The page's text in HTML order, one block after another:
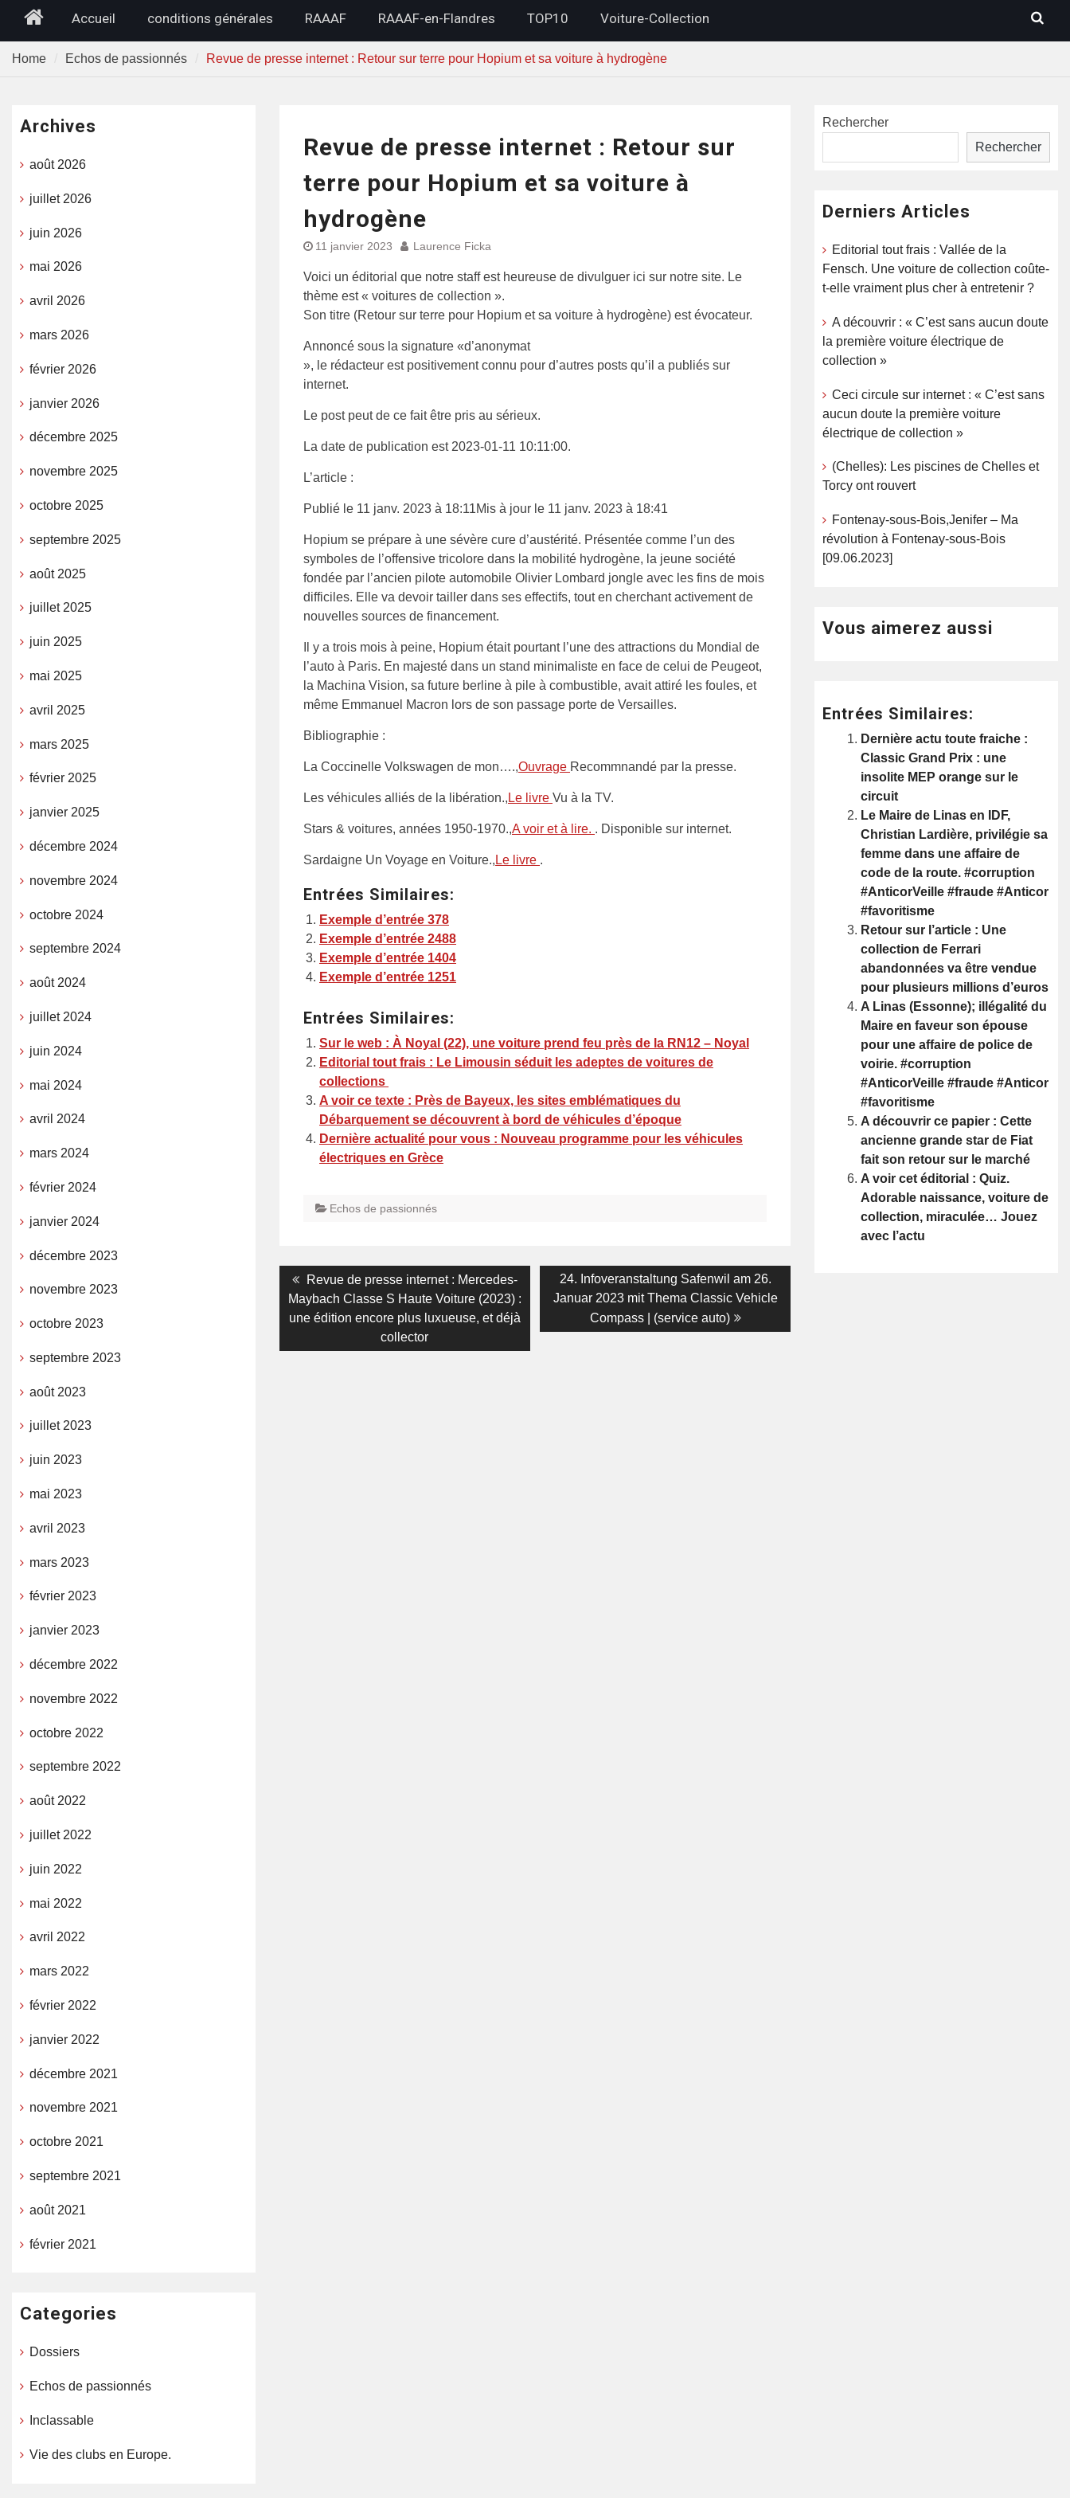
HomeAccueil conditions générales RAAAF RAAAF-en-Flandres TOP10 Voiture-Collection
Home Echos de passionnés Revue de presse internet : Retour sur terre pour Hopium et sa voiture à hydrogène
Revue de presse internet : Retour sur
terre pour Hopium et sa voiture à
hydrogène
11 janvier 2023 Laurence Ficka
Voici un éditorial que notre staff est heureuse de divulguer ici sur notre site. Le
thème est « voitures de collection ».
Son titre (Retour sur terre pour Hopium et sa voiture à hydrogène) est évocateur.
Annoncé sous la signature «d’anonymat
», le rédacteur est positivement connu pour d’autres posts qu’il a publiés sur
internet.
Le post peut de ce fait être pris au sérieux.
La date de publication est 2023-01-11 10:11:00.
L’article :
Publié le 11 janv. 2023 à 18:11Mis à jour le 11 janv. 2023 à 18:41
Hopium se prépare à une sévère cure d’austérité. Présentée comme l’un des
symboles de l’offensive tricolore dans la mobilité hydrogène, la jeune société
fondée par l’ancien pilote automobile Olivier Lombard jongle avec les fins de mois
difficiles. Elle va devoir tailler dans ses effectifs, tout en cherchant activement de
nouvelles sources de financement.
Il y a trois mois à peine, Hopium était pourtant l’une des attractions du Mondial de
l’auto à Paris. En majesté dans un stand minimaliste en face de celui de Peugeot,
la Machina Vision, sa future berline à pile à combustible, avait attiré les foules, et
même Emmanuel Macron lors de son passage porte de Versailles.
Bibliographie :
La Coccinelle Volkswagen de mon….,Ouvrage Recommnandé par la presse.
Les véhicules alliés de la libération., Le livre Vu à la TV.
Stars & voitures, années 1950-1970.,A voir et à lire. . Disponible sur internet.
Sardaigne Un Voyage en Voiture., Le livre .
Entrées Similaires:
Exemple d’entrée 378
Exemple d’entrée 2488
Exemple d’entrée 1404
Exemple d’entrée 1251
Entrées Similaires:
Sur le web : À Noyal (22), une voiture prend feu près de la RN12 – Noyal
Editorial tout frais : Le Limousin séduit les adeptes de voitures de
collections
A voir ce texte : Près de Bayeux, les sites emblématiques du
Débarquement se découvrent à bord de véhicules d’époque
Dernière actualité pour vous : Nouveau programme pour les véhicules
électriques en Grèce
Echos de passionnés
Navigation
de
Previous
post:
Revue de presse internet : Mercedes-
Maybach Classe S Haute Voiture (2023) :
une édition encore plus luxueuse, et déjà
collector
Next
post:
24. Infoveranstaltung Safenwil am 26.
Januar 2023 mit Thema Classic Vehicle
Compass | (service auto)
Rechercher
Rechercher
Derniers Articles
Editorial tout frais : Vallée de la
Fensch. Une voiture de collection coûte-
t-elle vraiment plus cher à entretenir ?
A découvrir : « C’est sans aucun doute
la première voiture électrique de
collection »
Ceci circule sur internet : « C’est sans
aucun doute la première voiture
électrique de collection »
(Chelles): Les piscines de Chelles et
Torcy ont rouvert
Fontenay-sous-Bois,Jenifer – Ma
révolution à Fontenay-sous-Bois
[09.06.2023]
Vous aimerez aussi
Entrées Similaires:
Dernière actu toute fraiche :
Classic Grand Prix : une
insolite MEP orange sur le
circuit
Le Maire de Linas en IDF,
Christian Lardière, privilégie sa
femme dans une affaire de
code de la route. #corruption
#AnticorVeille #fraude #Anticor
#favoritisme
Retour sur l’article : Une
collection de Ferrari
abandonnées va être vendue
pour plusieurs millions d’euros
A Linas (Essonne); illégalité du
Maire en faveur son épouse
pour une affaire de police de
voirie. #corruption
#AnticorVeille #fraude #Anticor
#favoritisme
A découvrir ce papier : Cette
ancienne grande star de Fiat
fait son retour sur le marché
A voir cet éditorial : Quiz.
Adorable naissance, voiture de
collection, miraculée… Jouez
avec l’actu
Archives
août 2026
juillet 2026
juin 2026
mai 2026
avril 2026
mars 2026
février 2026
janvier 2026
décembre 2025
novembre 2025
octobre 2025
septembre 2025
août 2025
juillet 2025
juin 2025
mai 2025
avril 2025
mars 2025
février 2025
janvier 2025
décembre 2024
novembre 2024
octobre 2024
septembre 2024
août 2024
juillet 2024
juin 2024
mai 2024
avril 2024
mars 2024
février 2024
janvier 2024
décembre 2023
novembre 2023
octobre 2023
septembre 2023
août 2023
juillet 2023
juin 2023
mai 2023
avril 2023
mars 2023
février 2023
janvier 2023
décembre 2022
novembre 2022
octobre 2022
septembre 2022
août 2022
juillet 2022
juin 2022
mai 2022
avril 2022
mars 2022
février 2022
janvier 2022
décembre 2021
novembre 2021
octobre 2021
septembre 2021
août 2021
février 2021
Categories
Dossiers
Echos de passionnés
Inclassable
Vie des clubs en Europe.